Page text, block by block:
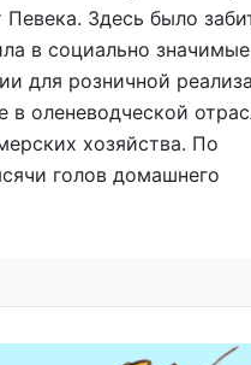
Здесь было
в социально значимые
для розничной
оленеводческой
хозяйства. По
голов домашнего